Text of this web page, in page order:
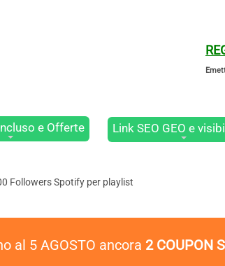
e Offerte Link SEO GEO e
Followers Spotify per playlist
al 5 AGOSTO ancora 2 COUPON